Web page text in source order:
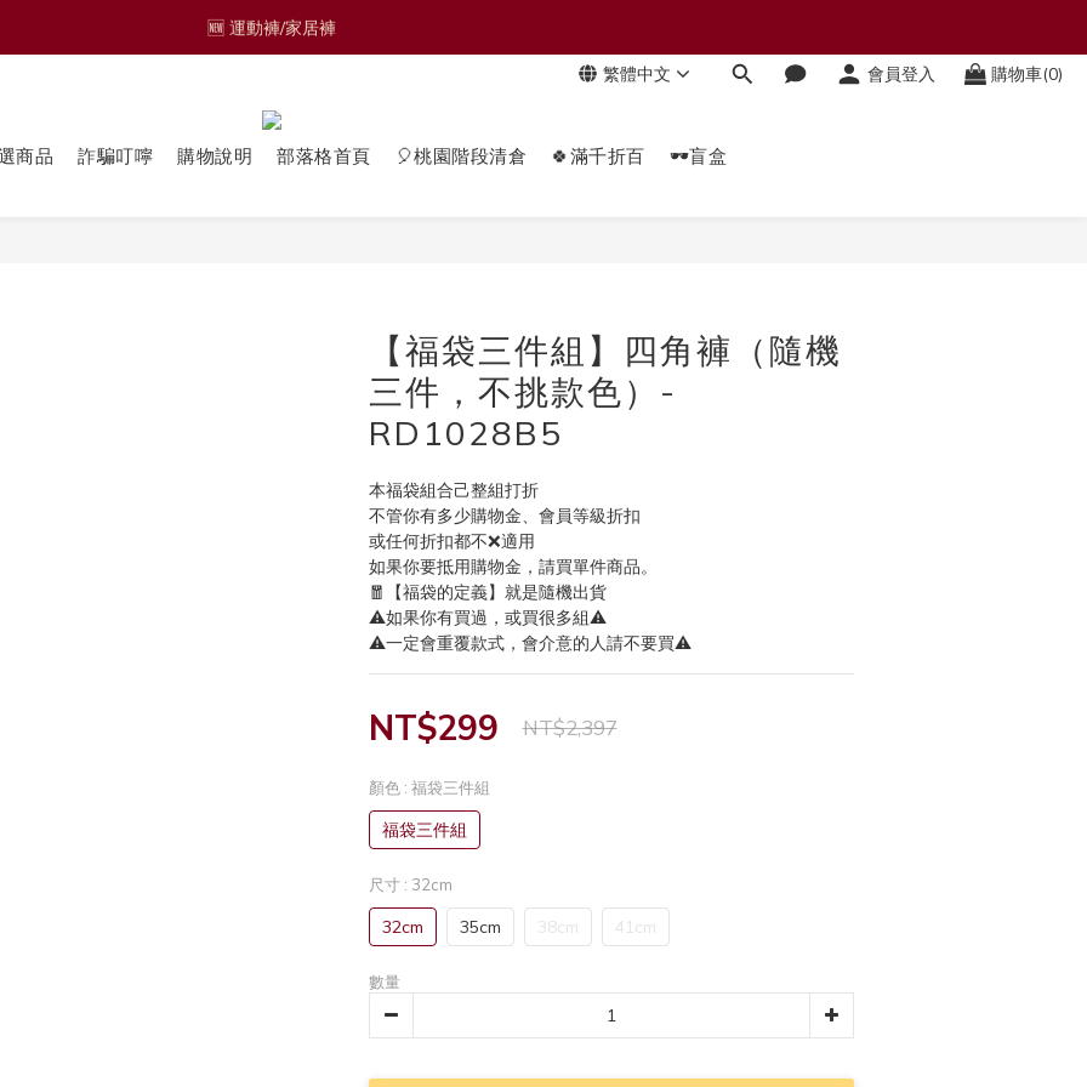
🆕 運動褲/家居褲
🆕 運動褲/家居褲
🟩零碼品🟩
繁體中文 會員登入 購物車(0)
商品 詐騙叮嚀 購物說明 部落格首頁 🎈桃園階段清倉 🍀滿千折百 🕶️盲盒
【福袋三件組】四角褲（隨機
三件，不挑款色）-
RD1028B5
本福袋組合己整組打折
不管你有多少購物金、會員等級折扣
或任何折扣都不❌適用
如果你要抵用購物金，請買單件商品。
🧧【福袋的定義】就是隨機出貨
⚠️如果你有買過，或買很多組⚠️
⚠️一定會重覆款式，會介意的人請不要買⚠️
NT$2,397
NT$299
顏色 : 福袋三件組
福袋三件組
尺寸 : 32cm
32cm 35cm 38cm 41cm
數量